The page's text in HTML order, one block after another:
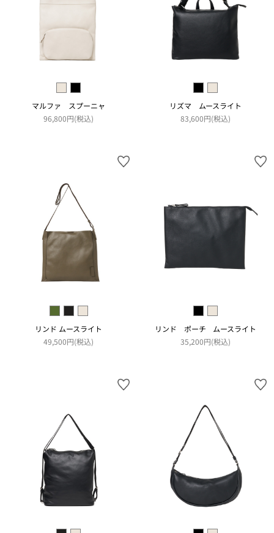
マルファ スプーニャ
96,800円(税込)
リズマ ムースライト
83,600円(税込)
リンド ムースライト
49,500円(税込)
リンド ポーチ ムースライト
35,200円(税込)